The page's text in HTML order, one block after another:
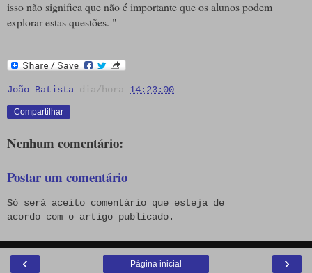
isso não significa que não é importante que os alunos podem
explorar estas questões. "
João Batista dia/hora 14:23:00
Compartilhar
Nenhum comentário:
Postar um comentário
Só será aceito comentário que esteja de
acordo com o artigo publicado.
‹ ›
Página inicial